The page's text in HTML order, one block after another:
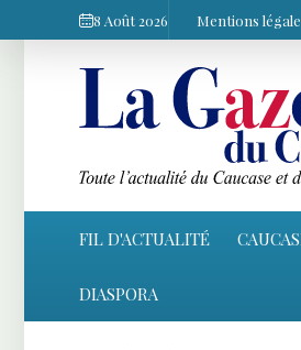
8 Août 2026 Mentions
FIL D'ACTUALITÉ
DIASPORA